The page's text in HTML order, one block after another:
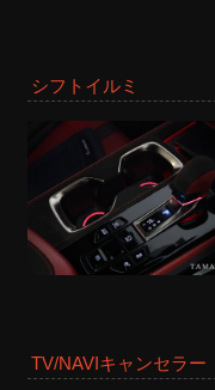
シフトイルミ
TV/NAVIキャンセラー